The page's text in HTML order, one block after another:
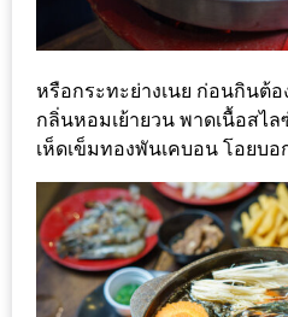
อ้วน
ชวน
หิว
เจ้าของ
แนะนำ
ร้าน
เพื่อน
หรือกระทะย่างเนย ก่อนกินต้อ
กลิ่นหอมเย้ายวน พาดเนื้อสไ
เห็ดเข็มทองพันเคบอน โอยบอ